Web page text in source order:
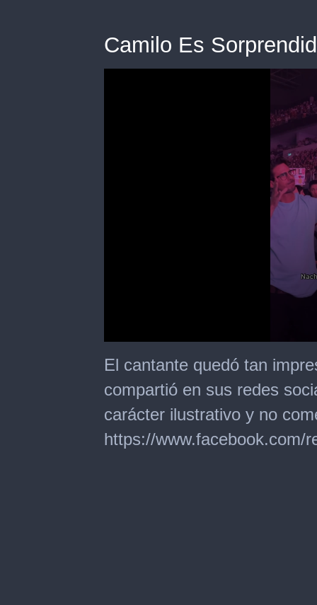
Camilo Es
seconds
of
minute,
seconds
El cantante quedó tan
compartió en sus redes
carácter ilustrativo y no
https://www.facebook.com/